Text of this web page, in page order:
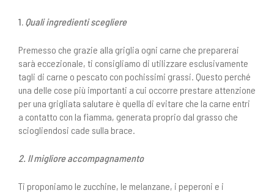
1. Quali ingredienti scegliere
Premesso che grazie alla griglia ogni carne che preparerai
sarà eccezionale, ti consigliamo di utilizzare esclusivamente
tagli di carne o pescato con pochissimi grassi. Questo perché
una delle cose più importanti a cui occorre prestare attenzione
per una grigliata salutare è quella di evitare che la carne entri
a contatto con la fiamma, generata proprio dal grasso che
sciogliendosi cade sulla brace.
2. Il migliore accompagnamento
Ti proponiamo le zucchine, le melanzane, i peperoni e i